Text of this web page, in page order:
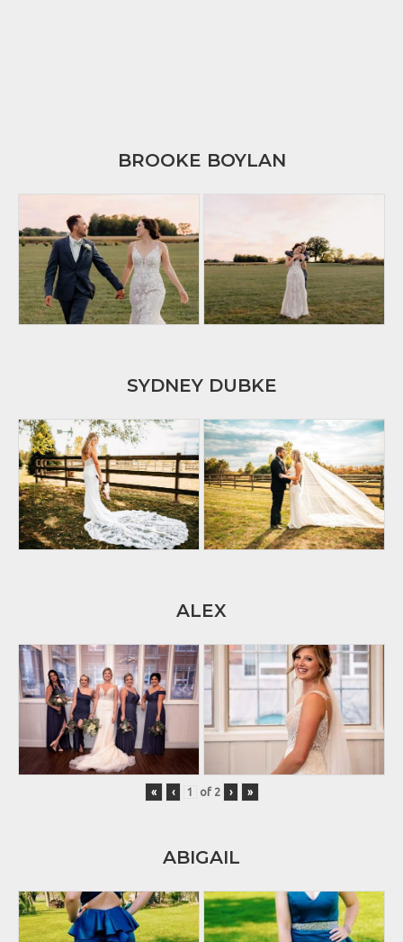
BROOKE BOYLAN
SYDNEY DUBKE
ALEX
« ‹ of 2 › »
ABIGAIL